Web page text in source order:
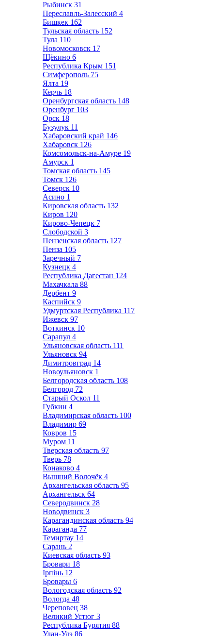
Рыбинск 31
Переславль-Залесский 4
Бишкек 162
Тульская область 152
Тула 110
Новомосковск 17
Щёкино 6
Республика Крым 151
Симферополь 75
Ялта 19
Керчь 18
Оренбургская область 148
Оренбург 103
Орск 18
Бузулук 11
Хабаровский край 146
Хабаровск 126
Комсомольск-на-Амуре 19
Амурск 1
Томская область 145
Томск 126
Северск 10
Асино 1
Кировская область 132
Киров 120
Кирово-Чепецк 7
Слободской 3
Пензенская область 127
Пенза 105
Заречный 7
Кузнецк 4
Республика Дагестан 124
Махачкала 88
Дербент 9
Каспийск 9
Удмуртская Республика 117
Ижевск 97
Воткинск 10
Сарапул 4
Ульяновская область 111
Ульяновск 94
Димитровград 14
Новоульяновск 1
Белгородская область 108
Белгород 72
Старый Оскол 11
Губкин 4
Владимирская область 100
Владимир 69
Ковров 15
Муром 11
Тверская область 97
Тверь 78
Конаково 4
Вышний Волочёк 4
Архангельская область 95
Архангельск 64
Северодвинск 28
Новодвинск 3
Карагандинская область 94
Караганда 77
Темиртау 14
Сарань 2
Киевская область 93
Бровари 18
Ірпінь 12
Бровары 6
Вологодская область 92
Вологда 48
Череповец 38
Великий Устюг 3
Республика Бурятия 88
Улан-Удэ 86